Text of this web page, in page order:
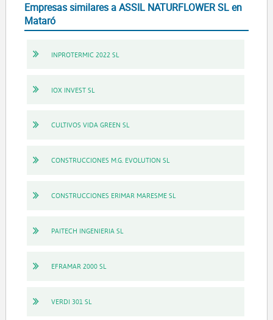
Empresas similares a ASSIL NATURFLOWER SL en
Mataró
INPROTERMIC 2022 SL
IOX INVEST SL
CULTIVOS VIDA GREEN SL
CONSTRUCCIONES M.G. EVOLUTION SL
CONSTRUCCIONES ERIMAR MARESME SL
PAITECH INGENIERIA SL
EFRAMAR 2000 SL
VERDI 301 SL